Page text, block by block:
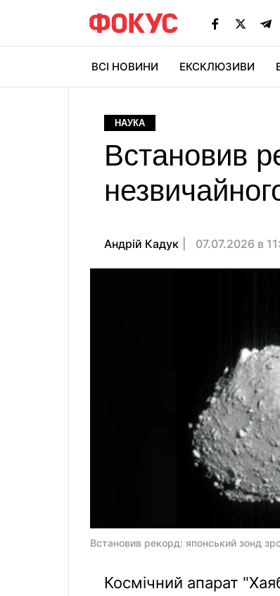
ВСІ НОВИНИ ЕКСКЛЮЗИВИ
НАУКА
Встановив
Андрій Кадук 07.07.2026 в
Встановив рекорд: японський зонд
Космічний апарат